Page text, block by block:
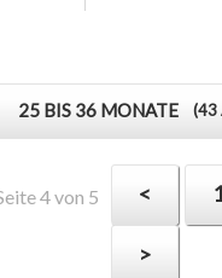
25 BIS 36 MONATE (43
4 von 5 <
>